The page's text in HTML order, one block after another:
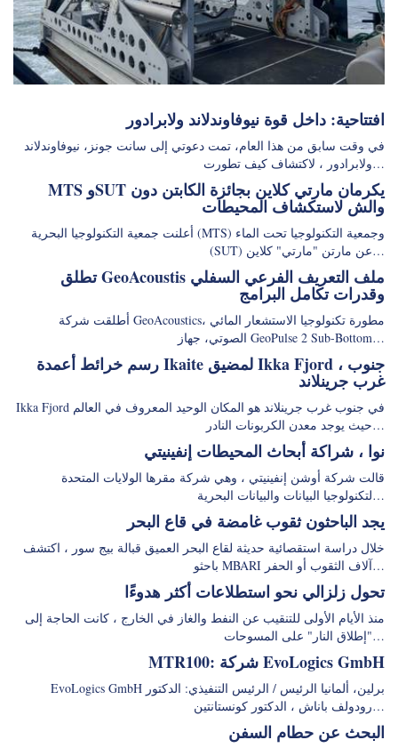
افتتاحية: داخل قوة نيوفاوندلاند ولابرادور
في وقت سابق من هذا العام، تمت دعوتي إلى سانت جونز، نيوفاوندلاند
ولابرادور ، لاكتشاف كيف تطورت…
MTS وSUT يكرمان مارتي كلاين بجائزة الكابتن دون
والش لاستكشاف المحيطات
أعلنت جمعية التكنولوجيا البحرية (MTS) وجمعية التكنولوجيا تحت الماء
(SUT) عن مارتن "مارتي" كلاين…
تطلق GeoAcoustis ملف التعريف الفرعي السفلي
وقدرات تكامل البرامج
أطلقت شركة GeoAcoustics، مطورة تكنولوجيا الاستشعار المائي
الصوتي، جهاز GeoPulse 2 Sub-Bottom…
رسم خرائط أعمدة Ikaite لمضيق Ikka Fjord ، جنوب
غرب جرينلاند
Ikka Fjord في جنوب غرب جرينلاند هو المكان الوحيد المعروف في العالم
حيث يوجد معدن الكربونات النادر…
نوا ، شراكة أبحاث المحيطات إنفينيتي
قالت شركة أوشن إنفينيتي ، وهي شركة مقرها الولايات المتحدة
لتكنولوجيا البيانات والبيانات البحرية…
يجد الباحثون ثقوب غامضة في قاع البحر
خلال دراسة استقصائية حديثة لقاع البحر العميق قبالة بيج سور ، اكتشف
باحثو MBARI آلاف الثقوب أو الحفر…
تحول زلزالي نحو استطلاعات أكثر هدوءًا
منذ الأيام الأولى للتنقيب عن النفط والغاز في الخارج ، كانت الحاجة إلى
"إطلاق النار" على المسوحات…
MTR100: شركة EvoLogics GmbH
EvoLogics GmbH برلين، ألمانيا الرئيس / الرئيس التنفيذي: الدكتور
رودولف باناش ، الدكتور كونستانتين…
البحث عن حطام السفن